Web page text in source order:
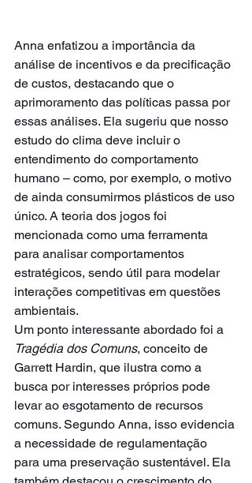
Anna enfatizou a importância da
análise de incentivos e da precificação
de custos, destacando que o
aprimoramento das políticas passa por
essas análises. Ela sugeriu que nosso
estudo do clima deve incluir o
entendimento do comportamento
humano – como, por exemplo, o motivo
de ainda consumirmos plásticos de uso
único. A teoria dos jogos foi
mencionada como uma ferramenta
para analisar comportamentos
estratégicos, sendo útil para modelar
interações competitivas em questões
ambientais.
Um ponto interessante abordado foi a
Tragédia dos Comuns, conceito de
Garrett Hardin, que ilustra como a
busca por interesses próprios pode
levar ao esgotamento de recursos
comuns. Segundo Anna, isso evidencia
a necessidade de regulamentação
para uma preservação sustentável. Ela